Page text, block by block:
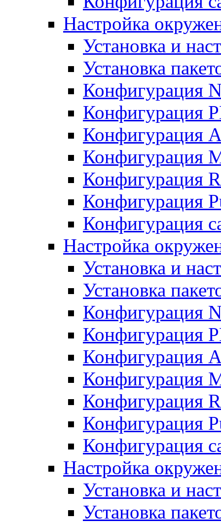
Настройка
Установка и
Установка
Конфигурация
Конфигурация
Конфигурация
Конфигурация
Конфигурация
Конфигурация
Конфигурация
Настройка
Установка и
Установка
Конфигурация
Конфигурация
Конфигурация
Конфигурация
Конфигурация
Конфигурация
Конфигурация
Настройка
Установка и
Установка